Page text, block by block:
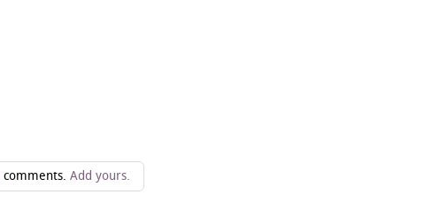
comments.Add yours.